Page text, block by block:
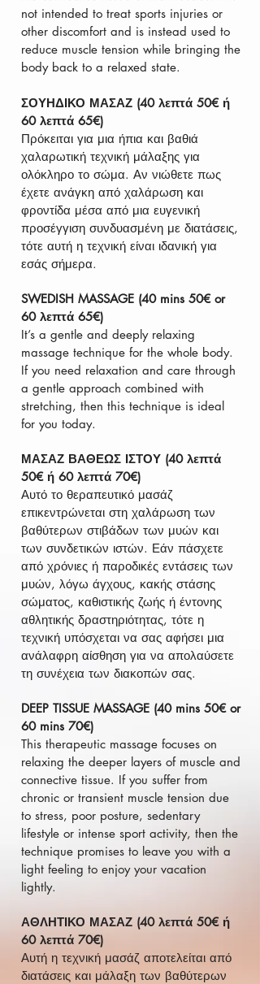
not intended to treat sports injuries or
other discomfort and is instead used to
reduce muscle tension while bringing the
body back to a relaxed state.
ΣΟΥΗΔΙΚΟ ΜΑΣΑΖ (40 λεπτά 50€ ή
60 λεπτά 65€)
Πρόκειται για μια ήπια και βαθιά
χαλαρωτική τεχνική μάλαξης για
ολόκληρο το σώμα. Αν νιώθετε πως
έχετε ανάγκη από χαλάρωση και
φροντίδα μέσα από μια ευγενική
προσέγγιση συνδυασμένη με διατάσεις,
τότε αυτή η τεχνική είναι ιδανική για
εσάς σήμερα.
SWEDISH MASSAGE (40 mins 50€ or
60 λεπτά 65€)
It’s a gentle and deeply relaxing
massage technique for the whole body.
If you need relaxation and care through
a gentle approach combined with
stretching, then this technique is ideal
for you today.
ΜΑΣΑΖ ΒΑΘΕΩΣ ΙΣΤΟΥ (40 λεπτά
50€ ή 60 λεπτά 70€)
Αυτό το θεραπευτικό μασάζ
επικεντρώνεται στη χαλάρωση των
βαθύτερων στιβάδων των μυών και
των συνδετικών ιστών. Εάν πάσχετε
από χρόνιες ή παροδικές εντάσεις των
μυών, λόγω άγχους, κακής στάσης
σώματος, καθιστικής ζωής ή έντονης
αθλητικής δραστηριότητας, τότε η
τεχνική υπόσχεται να σας αφήσει μια
ανάλαφρη αίσθηση για να απολαύσετε
τη συνέχεια των διακοπών σας.
DEEP TISSUE MASSAGE (40 mins 50€ or
60 mins 70€)
This therapeutic massage focuses on
relaxing the deeper layers of muscle and
connective tissue. If you suffer from
chronic or transient muscle tension due
to stress, poor posture, sedentary
lifestyle or intense sport activity, then the
technique promises to leave you with a
light feeling to enjoy your vacation
lightly.
ΑΘΛΗΤΙΚΟ ΜΑΣΑΖ (40 λεπτά 50€ ή
60 λεπτά 70€)
Αυτή η τεχνική μασάζ αποτελείται από
διατάσεις και μάλαξη των βαθύτερων